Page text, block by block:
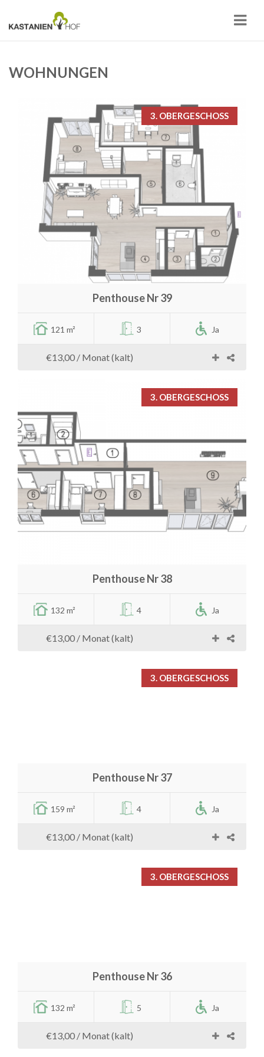
WOHNUNGEN
3. OBERGESCHOSS
Penthouse Nr 39
121 m² 3 Ja
€13,00 / Monat (kalt)
3. OBERGESCHOSS
Penthouse Nr 38
132 m² 4 Ja
€13,00 / Monat (kalt)
3. OBERGESCHOSS
Penthouse Nr 37
159 m² 4 Ja
€13,00 / Monat (kalt)
3. OBERGESCHOSS
Penthouse Nr 36
132 m² 5 Ja
€13,00 / Monat (kalt)